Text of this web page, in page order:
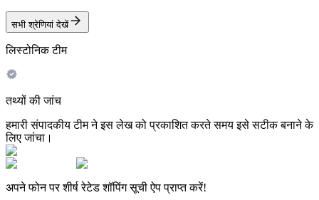
सभी श्रेणियां देखें
लिस्टोनिक टीम
तथ्यों की जांच
हमारी संपादकीय टीम ने इस लेख को प्रकाशित करते समय इसे सटीक बनाने के
लिए जांचा।
अपने फोन पर शीर्ष रेटेड शॉपिंग सूची ऐप प्राप्त करें!